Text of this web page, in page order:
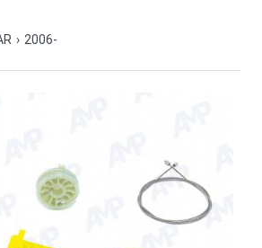
› 2006-